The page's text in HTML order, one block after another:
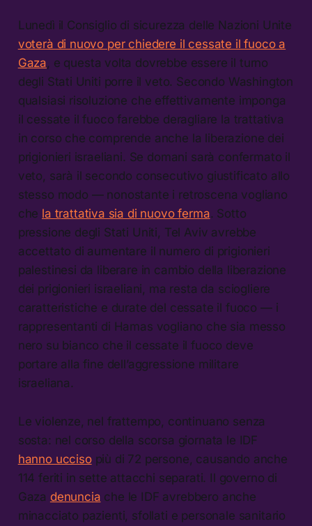
Lunedì il Consiglio di sicurezza delle Nazioni Unite
voterà di nuovo per chiedere il cessate il fuoco a
Gaza , e questa volta dovrebbe essere il turno
degli Stati Uniti porre il veto. Secondo Washington
qualsiasi risoluzione che effettivamente imponga
il cessate il fuoco farebbe deragliare la trattativa
in corso che comprende anche la liberazione dei
prigionieri israeliani. Se domani sarà confermato il
veto, sarà il secondo consecutivo giustificato allo
stesso modo — nonostante i retroscena vogliano
che la trattativa sia di nuovo ferma. Sotto
pressione degli Stati Uniti, Tel Aviv avrebbe
accettato di aumentare il numero di prigionieri
palestinesi da liberare in cambio della liberazione
dei prigionieri israeliani, ma resta da sciogliere
caratteristiche e durate del cessate il fuoco — i
rappresentanti di Hamas vogliano che sia messo
nero su bianco che il cessate il fuoco deve
portare alla fine dell’aggressione militare
israeliana.
Le violenze, nel frattempo, continuano senza
sosta: nel corso della scorsa giornata le IDF
hanno uccisopiù di 72 persone, causando anche
114 feriti in sette attacchi separati. Il governo di
Gaza denuncia che le IDF avrebbero anche
minacciato pazienti, sfollati e personale sanitario